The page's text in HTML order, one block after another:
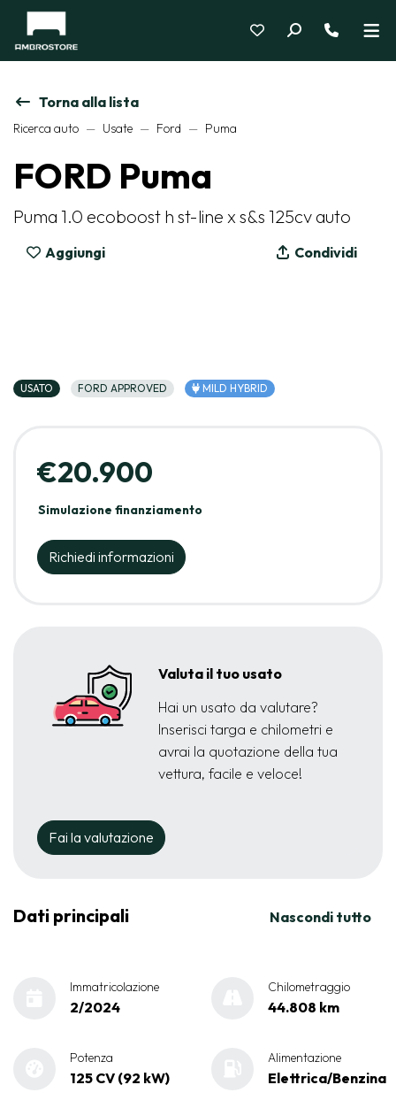
Torna alla lista
Ricerca auto Usate Ford Puma
FORD Puma
Puma 1.0 ecoboost h st-line x s&s 125cv auto
Aggiungi Condividi
USATO FORD APPROVED MILD HYBRID
€20.900
Simulazione finanziamento
Richiedi informazioni
Valuta il tuo usato
Hai un usato da valutare?
Inserisci targa e chilometri e
avrai la quotazione della tua
vettura, facile e veloce!
Fai la valutazione
Dati principali Nascondi tutto
Immatricolazione
2/2024
Chilometraggio
44.808 km
Potenza
125 CV (92 kW)
Alimentazione
Elettrica/Benzina